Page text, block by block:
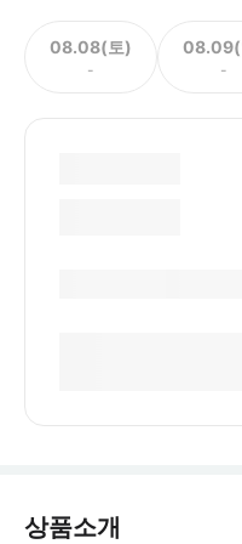
08.08(토)
-
08.09(
-
상품소개